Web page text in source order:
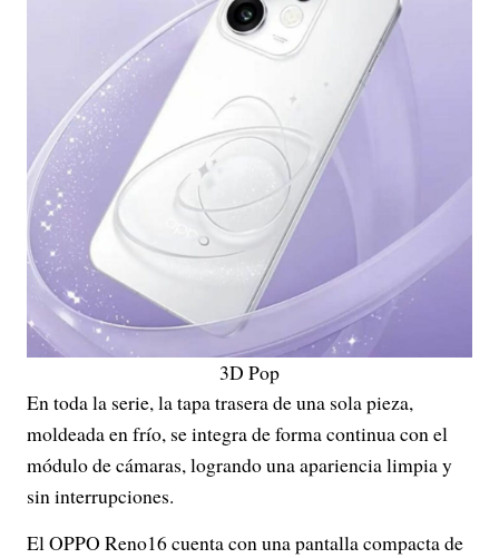
3D Pop
En toda la serie, la tapa trasera de una sola pieza,
moldeada en frío, se integra de forma continua con el
módulo de cámaras, logrando una apariencia limpia y
sin interrupciones.
El OPPO Reno16 cuenta con una pantalla compacta de